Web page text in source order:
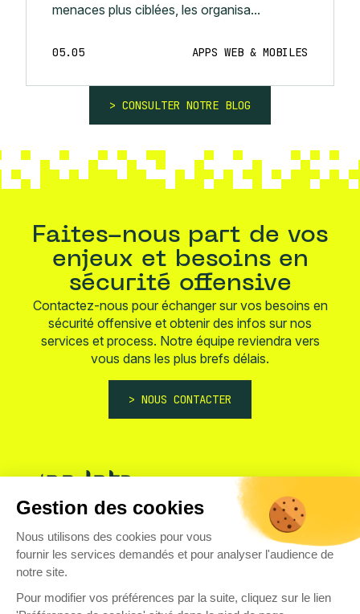
Gestion des cookies
Nous utilisons des cookies pour vous
fournir les services demandés et pour analyser l'audience de
notre site.
Pour modifier vos préférences par la suite, cliquez sur le lien
menaces plus ciblées, les organisa...
05.05 APPS WEB & MOBILES
CONSULTER NOTRE BLOG
Faites-nous part de vos
enjeux et besoins en
sécurité offensive
Contactez-nous pour échanger sur vos besoins en
sécurité offensive et obtenir des infos sur nos
services et process. Notre équipe reviendra vers
vous dans les plus brefs délais.
NOUS CONTACTER
33 quai Arloing
69009 Lyon, France
+33 (0)4 37 92 98 85